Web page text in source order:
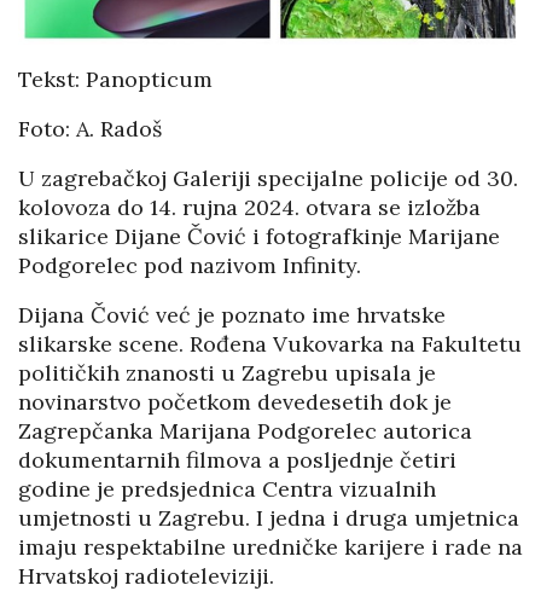
Tekst: Panopticum
Foto: A. Radoš
U zagrebačkoj Galeriji specijalne policije od 30.
kolovoza do 14. rujna 2024. otvara se izložba
slikarice Dijane Čović i fotografkinje Marijane
Podgorelec pod nazivom Infinity.
Dijana Čović već je poznato ime hrvatske
slikarske scene. Rođena Vukovarka na Fakultetu
političkih znanosti u Zagrebu upisala je
novinarstvo početkom devedesetih dok je
Zagrepčanka Marijana Podgorelec autorica
dokumentarnih filmova a posljednje četiri
godine je predsjednica Centra vizualnih
umjetnosti u Zagrebu. I jedna i druga umjetnica
imaju respektabilne uredničke karijere i rade na
Hrvatskoj radioteleviziji.